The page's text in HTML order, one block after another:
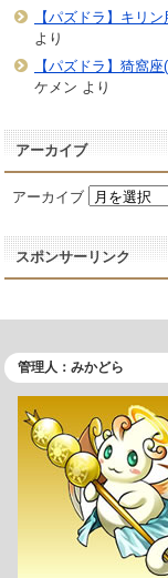
【パズドラ】キリ
より
【パズドラ】猗窩
ケメン より
アーカイブ
アーカイブ
スポンサーリンク
管理人：みかどら